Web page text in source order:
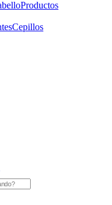
Productos
Cepillos